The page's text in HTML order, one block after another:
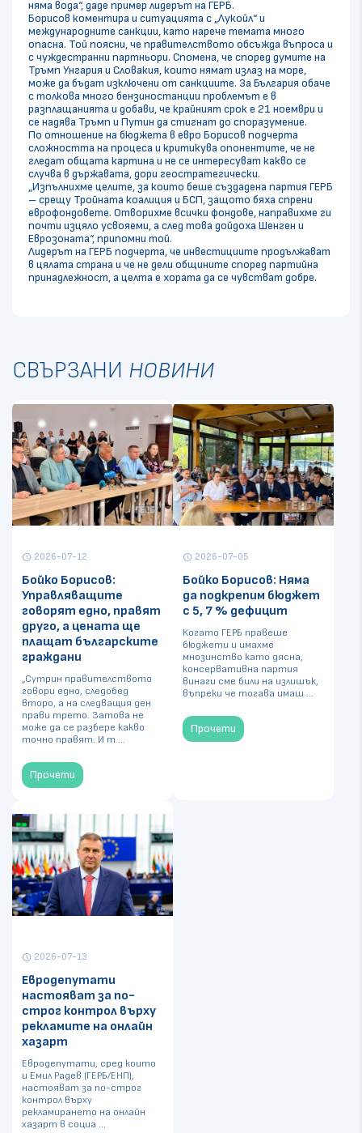
няма вода“, даде пример лидерът на ГЕРБ.
Борисов коментира и ситуацията с „Лукойл“ и
международните санкции, като нарече темата много
опасна. Той поясни, че правителството обсъжда въпроса и
с чуждестранни партньори. Спомена, че според думите на
Тръмп Унгария и Словакия, които нямат излаз на море,
може да бъдат изключени от санкциите. За България обаче
с толкова много бензиностанции проблемът е в
разплащанията и добави, че крайният срок е 21 ноември и
се надява Тръмп и Путин да стигнат до споразумение.
По отношение на бюджета в евро Борисов подчерта
сложността на процеса и критикува опонентите, че не
гледат общата картина и не се интересуват какво се
случва в държавата, дори геостратегически.
„Изпълнихме целите, за които беше създадена партия ГЕРБ
– срещу Тройната коалиция и БСП, защото бяха спрени
еврофондовете. Отворихме всички фондове, направихме ги
почти изцяло усвояеми, а след това дойдоха Шенген и
Еврозоната“, припомни той.
Лидерът на ГЕРБ подчерта, че инвестициите продължават
в цялата страна и че не дели общините според партийна
принадлежност, а целта е хората да се чувстват добре.
СВЪРЗАНИ НОВИНИ
schedule 2026-07-12
Бойко Борисов:
Управляващите
говорят едно, правят
друго, а цената ще
плащат българските
граждани
„Сутрин правителството
говори едно, следобед
второ, а на следващия ден
прави трето. Затова не
може да се разбере какво
точно правят. И т ...
Прочети
schedule 2026-07-05
Бойко Борисов: Няма
да подкрепим бюджет
с 5, 7 % дефицит
Когато ГЕРБ правеше
бюджети и имахме
мнозинство като дясна,
консервативна партия
винаги сме били на излишък,
въпреки че тогава имаш ...
Прочети
schedule 2026-07-13
Евродепутати
настояват за по-
строг контрол върху
рекламите на онлайн
хазарт
Евродепутати, сред които
и Емил Радев (ГЕРБ/ЕНП),
настояват за по-строг
контрол върху
рекламирането на онлайн
хазарт в социа ...